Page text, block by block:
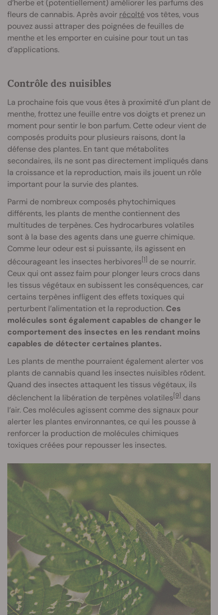
d’herbe et (potentiellement) améliorer les parfums des
fleurs de cannabis. Après avoir récoltévos têtes, vous
pouvez aussi attraper des poignées de feuilles de
menthe et les emporter en cuisine pour tout un tas
d’applications.
Contrôle des nuisibles
La prochaine fois que vous êtes à proximité d’un plant de
menthe, frottez une feuille entre vos doigts et prenez un
moment pour sentir le bon parfum. Cette odeur vient de
composés produits pour plusieurs raisons, dont la
défense des plantes. En tant que métabolites
secondaires, ils ne sont pas directement impliqués dans
la croissance et la reproduction, mais ils jouent un rôle
important pour la survie des plantes.
Parmi de nombreux composés phytochimiques
différents, les plants de menthe contiennent des
multitudes de terpènes. Ces hydrocarbures volatiles
sont à la base des agents dans une guerre chimique.
Comme leur odeur est si puissante, ils agissent en
décourageant les insectes herbivores[1] de se nourrir.
Ceux qui ont assez faim pour plonger leurs crocs dans
les tissus végétaux en subissent les conséquences, car
certains terpènes infligent des effets toxiques qui
perturbent l’alimentation et la reproduction. Ces
molécules sont également capables de changer le
comportement des insectes en les rendant moins
capables de détecter certaines plantes.
Les plants de menthe pourraient également alerter vos
plants de cannabis quand les insectes nuisibles rôdent.
Quand des insectes attaquent les tissus végétaux, ils
déclenchent la libération de terpènes volatiles[9] dans
l’air. Ces molécules agissent comme des signaux pour
alerter les plantes environnantes, ce qui les pousse à
renforcer la production de molécules chimiques
toxiques créées pour repousser les insectes.